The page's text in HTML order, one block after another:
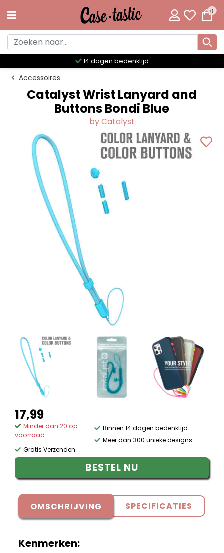
0
Meer dan 300 unieke designs
Accessoires
Catalyst Wrist Lanyard and
Buttons Bondi Blue
by Catalyst
17,99
Minder dan 20 op
voorraad
Gratis Verzenden
Binnen 14 dagen bedenktijd
Meer dan 300 unieke designs
BESTEL NU
OMSCHRIJVING SPECIFICATIES
Kenmerken: